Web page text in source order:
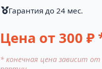
Гарантия до 24 мес.
Цена от 300 ₽
* конечная цена зависит